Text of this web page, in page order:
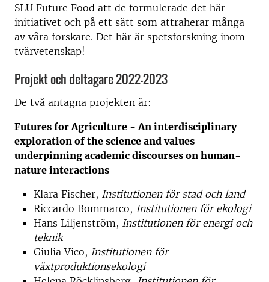
SLU Future Food att de formulerade det här
initiativet och på ett sätt som attraherar många
av våra forskare. Det här är spetsforskning inom
tvärvetenskap!
Projekt och deltagare 2022-2023
De två antagna projekten är:
Futures for Agriculture - An interdisciplinary
exploration of the science and values
underpinning academic discourses on human-
nature interactions
Klara Fischer, Institutionen för stad och land
Riccardo Bommarco, Institutionen för ekologi
Hans Liljenström, Institutionen för energi och
teknik
Giulia Vico, Institutionen för
växtproduktionsekologi